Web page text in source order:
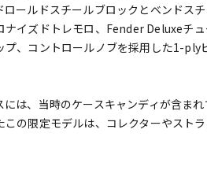
ールドスチールブロックとベンドスチ
イズドトレモロ、Fender Deluxeチ
、コントロールノブを採用した1-ply
は、当時のケースキャンディが含ま
の限定モデルは、コレクターやスト